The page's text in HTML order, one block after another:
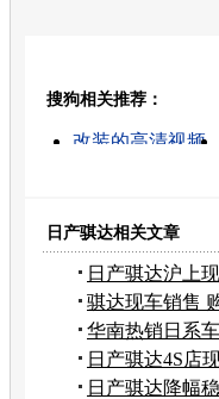
搜狗相关推荐：
改装的高清视频
日产骐达相关文章
日产骐达沪上
骐达现车销售
元
华南热销日系
9万
日产骐达4S店
元
日产骐达降幅